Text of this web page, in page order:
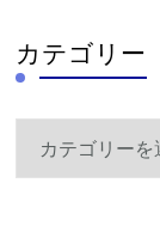
カテゴリー